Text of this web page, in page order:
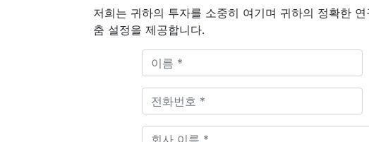
저희는 귀하의 투자를 소중히 여기며 귀하의 정확한
춤 설정을 제공합니다.